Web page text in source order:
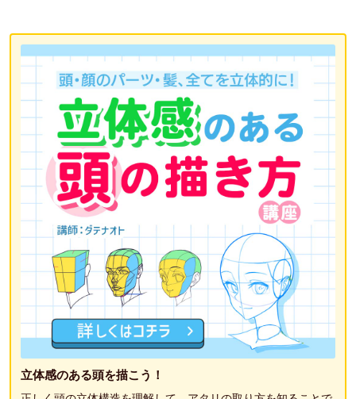
立体感のある頭を描こう！